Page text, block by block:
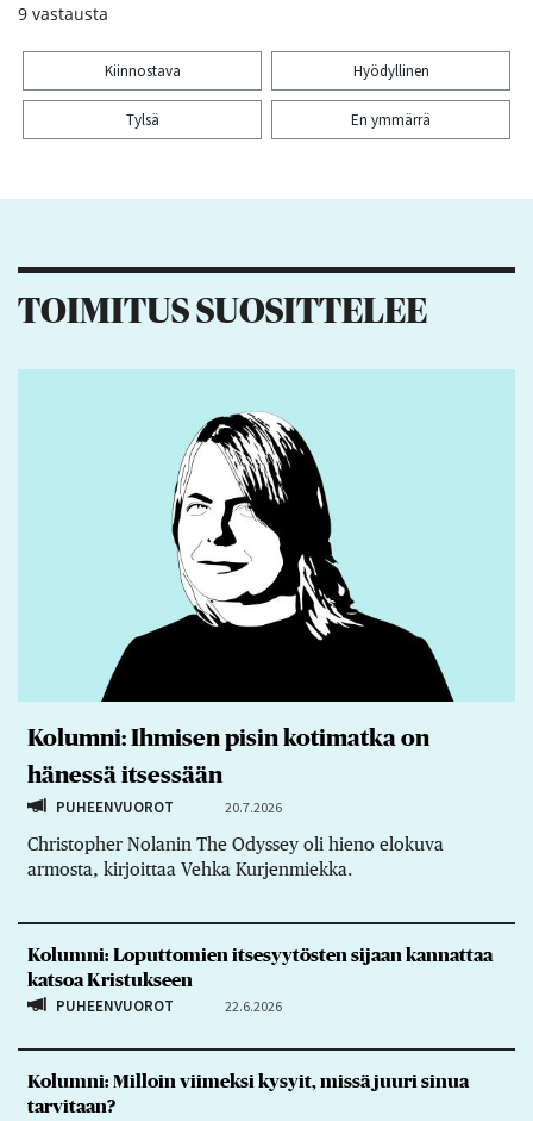
9 vastausta
Kiinnostava Hyödyllinen
Tylsä En ymmärrä
TOIMITUS SUOSITTELEE
Kolumni: Ihmisen pisin kotimatka on
hänessä itsessään
PUHEENVUOROT 20.7.2026
Christopher Nolanin The Odyssey oli hieno elokuva
armosta, kirjoittaa Vehka Kurjenmiekka.
Kolumni: Loputtomien itsesyytösten sijaan kannattaa
katsoa Kristukseen
PUHEENVUOROT 22.6.2026
Kolumni: Milloin viimeksi kysyit, missä juuri sinua
tarvitaan?